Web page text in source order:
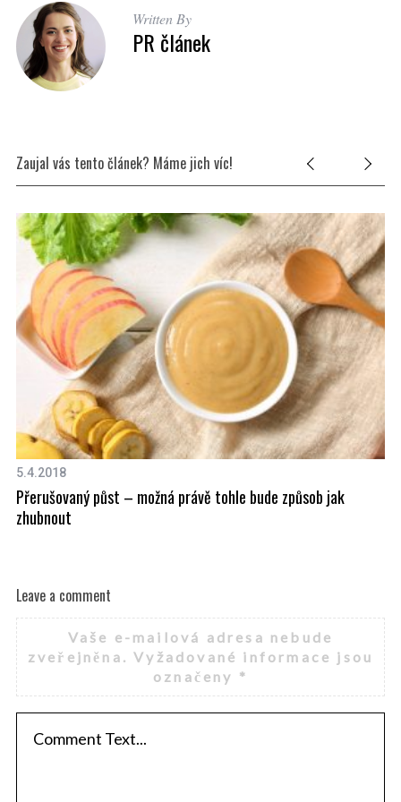
Written By
PR článek
Zaujal vás tento článek? Máme jich víc!
5.4.2018
Přerušovaný půst – možná právě tohle bude způsob jak
zhubnout
Leave a comment
Vaše e-mailová adresa nebude
zveřejněna. Vyžadované informace jsou
označeny *